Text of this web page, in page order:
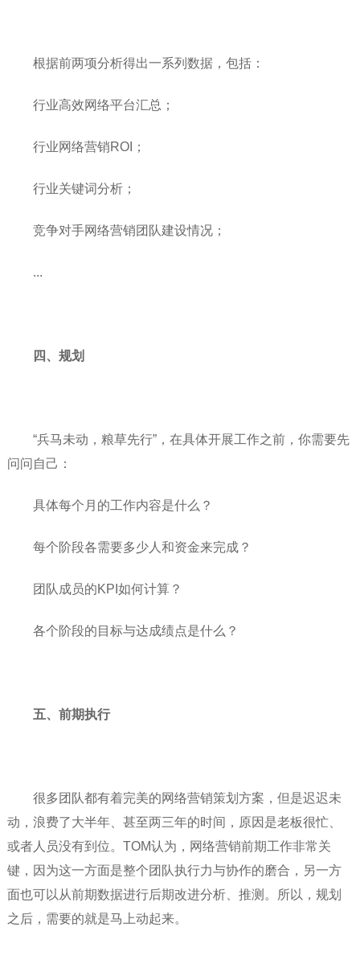
根据前两项分析得出一系列数据，包括：
行业高效网络平台汇总；
行业网络营销ROI；
行业关键词分析；
竞争对手网络营销团队建设情况；
...
四、规划
“兵马未动，粮草先行”，在具体开展工作之前，你需要先
问问自己：
具体每个月的工作内容是什么？
每个阶段各需要多少人和资金来完成？
团队成员的KPI如何计算？
各个阶段的目标与达成绩点是什么？
五、前期执行
很多团队都有着完美的网络营销策划方案，但是迟迟未
动，浪费了大半年、甚至两三年的时间，原因是老板很忙、
或者人员没有到位。TOM认为，网络营销前期工作非常关
键，因为这一方面是整个团队执行力与协作的磨合，另一方
面也可以从前期数据进行后期改进分析、推测。所以，规划
之后，需要的就是马上动起来。